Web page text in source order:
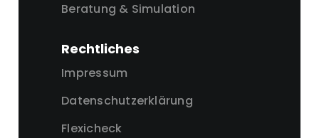
Beratung & Simulation
Rechtliches
Impressum
Datenschutzerklärung
Flexicheck